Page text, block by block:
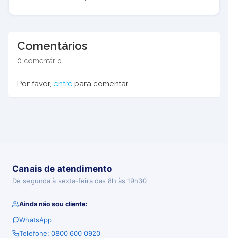
Comentários
0 comentário
Por favor, entre para comentar.
Canais de atendimento
De segunda à sexta-feira das 8h às 19h30
Ainda não sou cliente:
WhatsApp
Telefone: 0800 600 0920